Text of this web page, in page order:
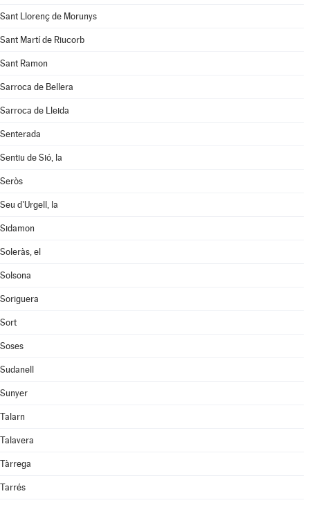
Sant Llorenç de Morunys
Sant Martí de Riucorb
Sant Ramon
Sarroca de Bellera
Sarroca de Lleida
Senterada
Sentiu de Sió, la
Seròs
Seu d'Urgell, la
Sidamon
Soleràs, el
Solsona
Soriguera
Sort
Soses
Sudanell
Sunyer
Talarn
Talavera
Tàrrega
Tarrés